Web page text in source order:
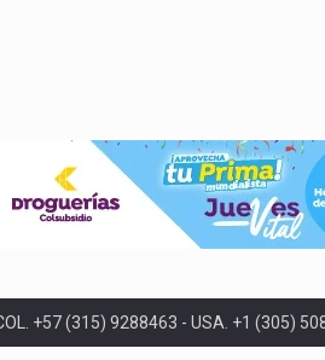
+57 (315) 9288463 - USA. +1 (305)